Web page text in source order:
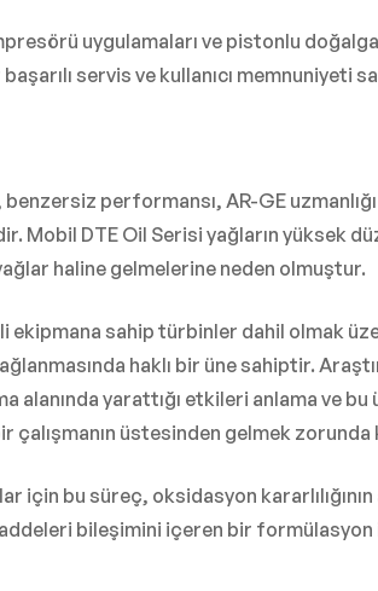
uygulamaları ve pistonlu
servis ve kullanıcı memnuniyeti
performansı, AR-GE
Mobil DTE Oil Serisi yağların yüksek
haline gelmelerine neden olmuştur.
ekipmana sahip türbinler dahil olmak
haklı bir üne sahiptir.
alanında yarattığı etkileri anlama ve
çalışmanın üstesinden gelmek zorunda
için bu süreç, oksidasyon
bileşimini içeren bir